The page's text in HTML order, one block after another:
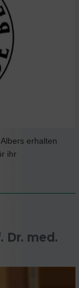
erhalten
ihr
Dr. med.